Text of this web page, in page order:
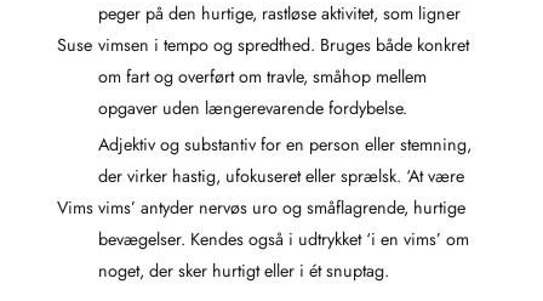
Suse
peger på den hurtige, rastløse aktivitet, som ligner
vimsen i tempo og spredthed. Bruges både konkret
om fart og overført om travle, småhop mellem
opgaver uden længerevarende fordybelse.
Vims
Adjektiv og substantiv for en person eller stemning,
der virker hastig, ufokuseret eller sprælsk. ‘At være
vims’ antyder nervøs uro og småflagrende, hurtige
bevægelser. Kendes også i udtrykket ‘i en vims’ om
noget, der sker hurtigt eller i ét snuptag.